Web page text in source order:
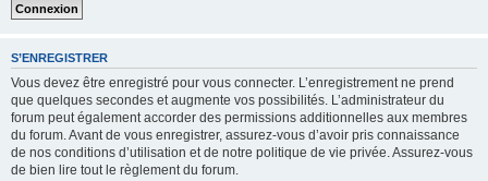
S’ENREGISTRER
Vous devez être enregistré pour vous connecter. L’enregistrement ne prend
que quelques secondes et augmente vos possibilités. L’administrateur du
forum peut également accorder des permissions additionnelles aux membres
du forum. Avant de vous enregistrer, assurez-vous d’avoir pris connaissance
de nos conditions d’utilisation et de notre politique de vie privée. Assurez-vous
de bien lire tout le règlement du forum.